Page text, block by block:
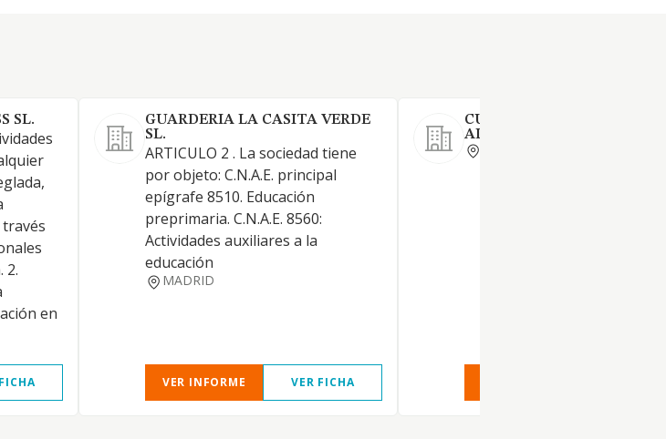
SL.
2.
en
GUARDERIA LA CASITA VERDE
SL.
ARTICULO 2 . La sociedad tiene
por objeto: C.N.A.E. principal
epígrafe 8510. Educación
preprimaria. C.N.A.E. 8560:
Actividades auxiliares a la
educación
MADRID
VER INFORME VER FICHA
CUENTOS DE COLORES DE
ALCALA SL.